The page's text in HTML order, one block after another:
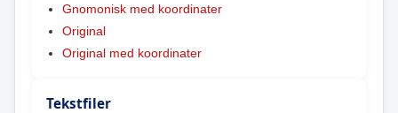
Gnomonisk med koordinater
Original
Original med koordinater
Tekstfiler